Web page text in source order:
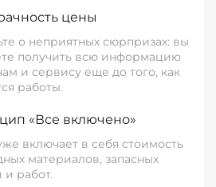
цены
о неприятных сюрпризах: вы
получить всю информацию
и сервису еще до того, как
работы.
«Все включено»
включает в себя стоимость
материалов, запасных
и работ.